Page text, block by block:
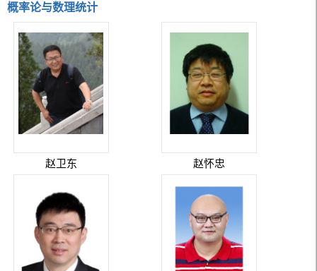
概率论与数理统计
赵卫东 赵怀忠